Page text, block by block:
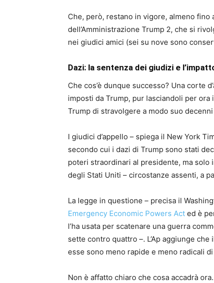
Che, però, restano in vigore, almeno
dell’Amministrazione Trump 2, che si
nei giudici amici (sei su nove sono
Dazi: la sentenza dei giudizi e
Che cos’è dunque successo? Una corte
imposti da Trump, pur lasciandoli per ora
Trump di stravolgere a modo suo
I giudici d’appello – spiega il New York
secondo cui i dazi di Trump sono stati
poteri straordinari al presidente, ma solo
degli Stati Uniti – circostanze assenti, a
La legge in questione – precisa il
Emergency Economic Powers Act ed è
l’ha usata per scatenare una guerra
sette contro quattro –. L’Ap aggiunge
esse sono meno rapide e meno radicali
Non è affatto chiaro che cosa accadrà